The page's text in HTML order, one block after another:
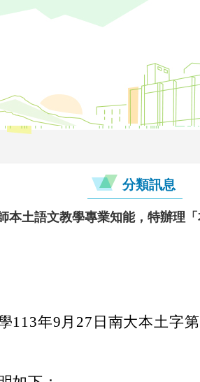
分類訊息
土語文教學專業知能，特辦理
113年9月27日南大本土字